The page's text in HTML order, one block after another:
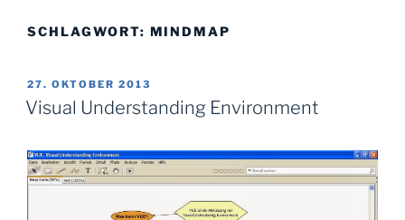
SCHLAGWORT: MINDMAP
VERÖFFENTLICHT
AM
27. OKTOBER 2013
Visual Understanding Environment